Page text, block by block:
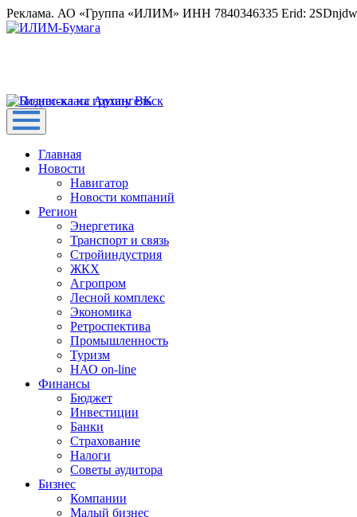
Реклама. АО «Группа «ИЛИМ» ИНН 7840346335 Erid:
Главная
Новости
Навигатор
Новости компаний
Регион
Энергетика
Транспорт и связь
Стройиндустрия
ЖКХ
Агропром
Лесной комплекс
Экономика
Ретроспектива
Промышленность
Туризм
НАО on-line
Финансы
Бюджет
Инвестиции
Банки
Страхование
Налоги
Советы аудитора
Бизнес
Компании
Малый бизнес